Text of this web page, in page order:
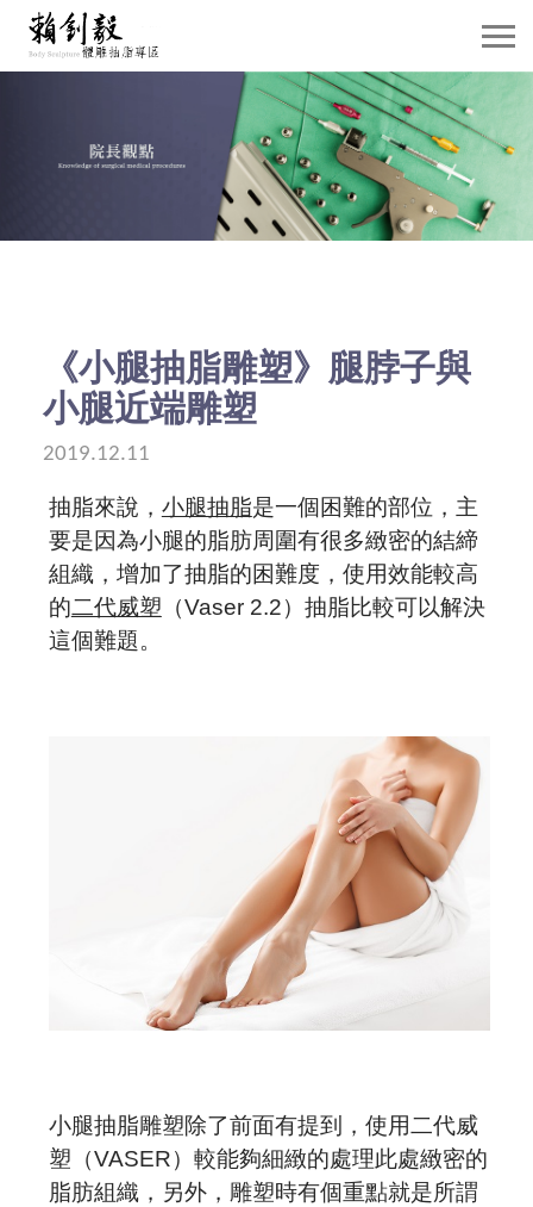
關於賴院長
威塑抽脂介紹
抽脂雕塑
隆乳手術
案例分享
預約諮詢
《小腿抽脂雕塑》腿脖子與
小腿近端雕塑
2019.12.11
抽脂來說， 小腿抽脂是一個困難的部位，主
要是因為小腿的脂肪周圍有很多緻密的結締
組織，增加了抽脂的困難度，使用效能較高
的二代威塑 （Vaser 2.2）抽脂比較可以解決
這個難題。
小腿抽脂雕塑除了前面有提到，使用二代威
塑（VASER）較能夠細緻的處理此處緻密的
脂肪組織，另外，雕塑時有個重點就是所謂